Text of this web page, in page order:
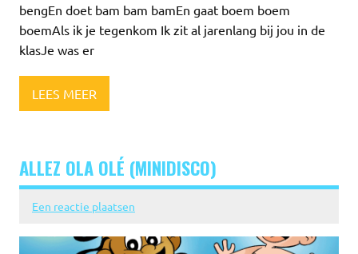
bengEn doet bam bam bamEn gaat boem boem
boemAls ik je tegenkom Ik zit al jarenlang bij jou in de
klasJe was er
LEES MEER
ALLEZ OLA OLÉ (MINIDISCO)
Een reactie plaatsen